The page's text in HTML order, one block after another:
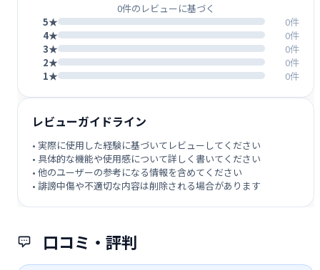
口コミ・評判
0件のレビューに基づく
5★
0件
4★
0件
3★
0件
2★
0件
1★
0件
レビューガイドライン
• 実際に使用した経験に基づいてレビューしてください
• 具体的な機能や使用感について詳しく書いてください
• 他のユーザーの参考になる情報を含めてください
• 誹謗中傷や不適切な内容は削除される場合があります